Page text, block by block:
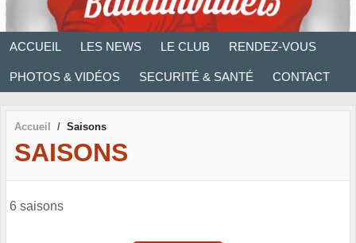
ACCUEIL LES NEWS LE CLUB RENDEZ-VOUS
PHOTOS & VIDÉOS SECURITÉ & SANTÉ CONTACT
Accueil Saisons
SAISONS
6 saisons